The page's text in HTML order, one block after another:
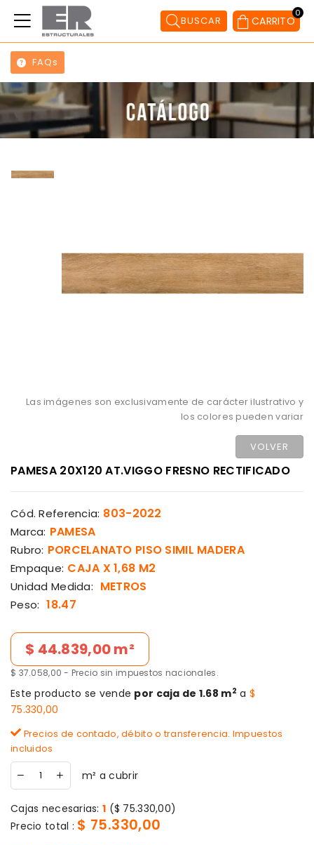
BUSCAR
0
CARRITO
FAQs
Las imágenes son exclusivamente de carácter ilustrativo y
los colores pueden variar
VOLVER
PAMESA 20X120 AT.VIGGO FRESNO RECTIFICADO
Cód. Referencia: 803-2022
Marca: PAMESA
Rubro: PORCELANATO PISO SIMIL MADERA
Empaque: CAJA X 1,68 M2
Unidad Medida: METROS
Peso: 18.47
Precio de lista
$ 44.839,00 m²
$ 37.058,00 - Precio sin impuestos nacionales.
Este producto se vende por caja de 1.68 m2 a $
75.330,00
Precios de contado, débito o transferencia. Impuestos
incluidos
m² a cubrir
Cajas necesarias:1 ($ 75.330,00)
Precio total : $ 75.330,00